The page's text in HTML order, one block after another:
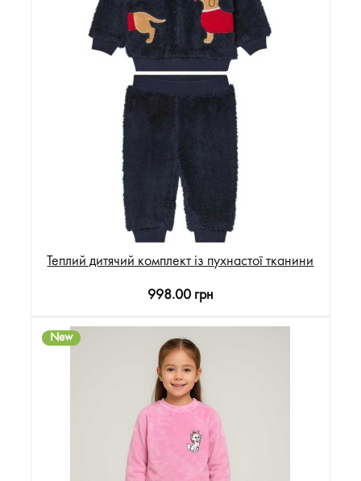
Теплий дитячий комплект із пухнастої тканини
998.00 грн
New